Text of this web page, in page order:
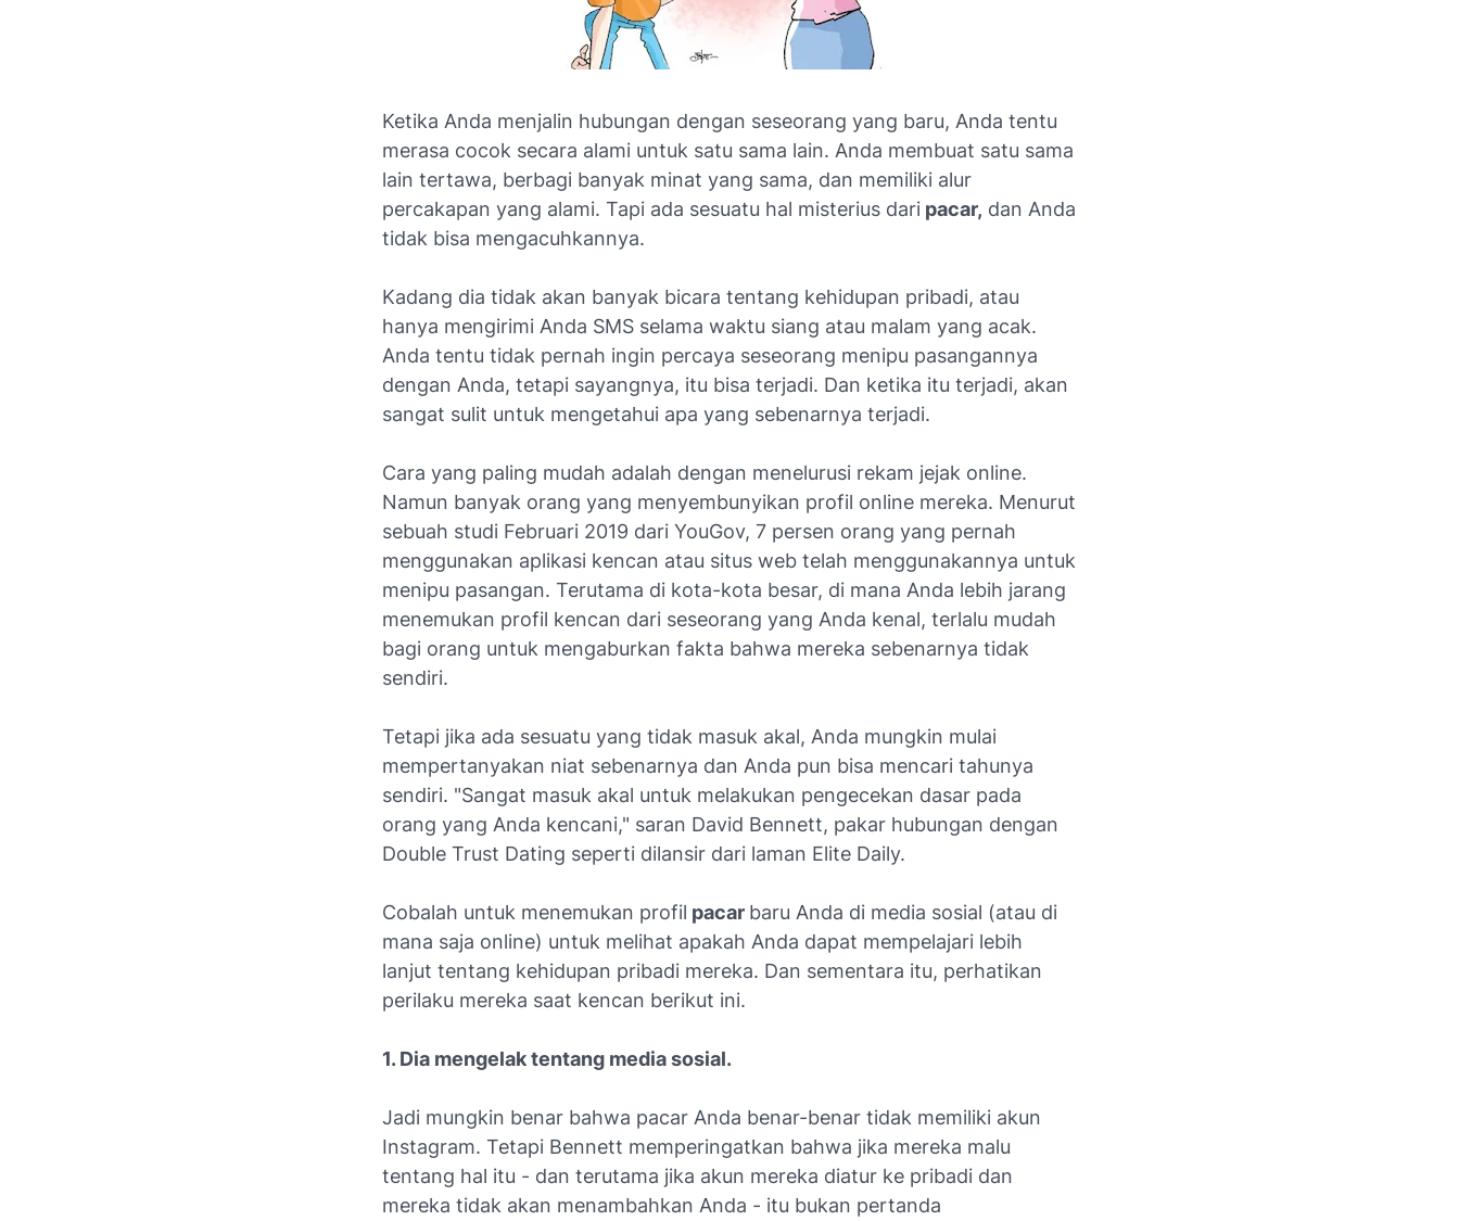
Ketika Anda menjalin hubungan dengan seseorang yang baru, Anda tentu
merasa cocok secara alami untuk satu sama lain. Anda membuat satu sama
lain tertawa, berbagi banyak minat yang sama, dan memiliki alur
percakapan yang alami. Tapi ada sesuatu hal misterius dari pacar, dan Anda
tidak bisa mengacuhkannya.
Kadang dia tidak akan banyak bicara tentang kehidupan pribadi, atau
hanya mengirimi Anda SMS selama waktu siang atau malam yang acak.
Anda tentu tidak pernah ingin percaya seseorang menipu pasangannya
dengan Anda, tetapi sayangnya, itu bisa terjadi. Dan ketika itu terjadi, akan
sangat sulit untuk mengetahui apa yang sebenarnya terjadi.
Cara yang paling mudah adalah dengan menelurusi rekam jejak online.
Namun banyak orang yang menyembunyikan profil online mereka. Menurut
sebuah studi Februari 2019 dari YouGov, 7 persen orang yang pernah
menggunakan aplikasi kencan atau situs web telah menggunakannya untuk
menipu pasangan. Terutama di kota-kota besar, di mana Anda lebih jarang
menemukan profil kencan dari seseorang yang Anda kenal, terlalu mudah
bagi orang untuk mengaburkan fakta bahwa mereka sebenarnya tidak
sendiri.
Tetapi jika ada sesuatu yang tidak masuk akal, Anda mungkin mulai
mempertanyakan niat sebenarnya dan Anda pun bisa mencari tahunya
sendiri. "Sangat masuk akal untuk melakukan pengecekan dasar pada
orang yang Anda kencani," saran David Bennett, pakar hubungan dengan
Double Trust Dating seperti dilansir dari laman Elite Daily.
Cobalah untuk menemukan profil pacar baru Anda di media sosial (atau di
mana saja online) untuk melihat apakah Anda dapat mempelajari lebih
lanjut tentang kehidupan pribadi mereka. Dan sementara itu, perhatikan
perilaku mereka saat kencan berikut ini.
1. Dia mengelak tentang media sosial.
Jadi mungkin benar bahwa pacar Anda benar-benar tidak memiliki akun
Instagram. Tetapi Bennett memperingatkan bahwa jika mereka malu
tentang hal itu - dan terutama jika akun mereka diatur ke pribadi dan
mereka tidak akan menambahkan Anda - itu bukan pertanda